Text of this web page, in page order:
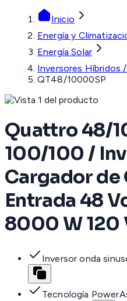
Inicio
Energía y
Energía Solar
Inversores Híbridos
QT48/10000SP
Quattro 48/
100/100 /
Cargador de
Entrada 48
8000 W 120
Inversor onda
Tecnología